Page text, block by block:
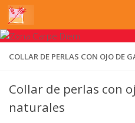
Saltar al contenido
COLLAR DE PERLAS CON OJO DE
Collar de perlas con
naturales